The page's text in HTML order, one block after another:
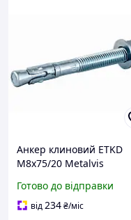
Анкер клиновий ETKD
М8х75/20 Metalvis
150 шт./пачка
Готово до відправки
від234₴/міс